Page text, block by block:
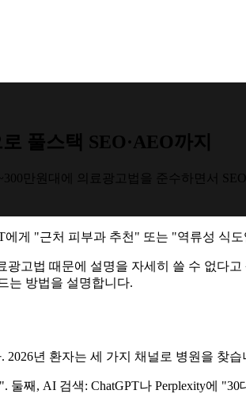
풀스택 SEO·AEO까지
만원대에 의료광고법을 준수하면서
게 "근처 피부과 추천" 또는 "역류성 식
고법 때문에 설명을 자세히 쓸 수 없다
는 방법을 설명합니다.
년 환자는 세 가지 채널로 병원을 찾습
째, AI 검색: ChatGPT나 Perplexity에